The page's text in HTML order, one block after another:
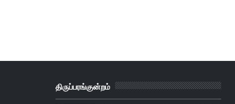
திருப்பரங்குன்றம்